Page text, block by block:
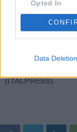
Opted In
Data Deletion
presenta davanti a
incredibilmente oltre
traversa di Sanchez
anche l’interista
(ITALPRESS).